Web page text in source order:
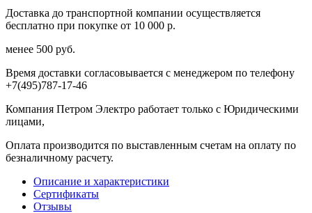
Доставка до транспортной компании осуществляется
бесплатно при покупке от 10 000 р.
менее 500 руб.
Время доставки согласовывается с менеджером по телефону
+7(495)787-17-46
Компания Петром Электро работает только с Юридическими
лицами,
Оплата производится по выставленным счетам на оплату по
безналичному расчету.
Описание и характеристики
Сертификаты
Отзывы